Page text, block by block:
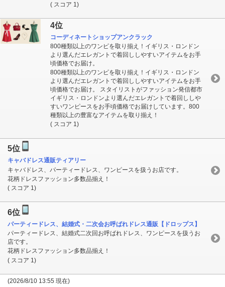
( スコア 1)
4位
コーディネートショップアンクラック
800種類以上のワンピを取り揃え！イギリス・ロンドン
より選んだエレガントで着回ししやすいアイテムをお手
頃価格でお届け。
800種類以上のワンピを取り揃え！イギリス・ロンドン
より選んだエレガントで着回ししやすいアイテムをお手
頃価格でお届け。 スタイリストがファッション発信都市
イギリス・ロンドンより選んだエレガントで着回ししや
すいワンピースをお手頃価格でお届けしています。800
種類以上の豊富なアイテムを取り揃え！
( スコア 1)
5位
キャバドレス通販ティアリー
キャバドレス、パーティードレス、ワンピースを扱うお店です。
花柄ドレスファッション多数品揃え！
( スコア 1)
6位
パーティードレス、結婚式・二次会お呼ばれドレス通販【ドロップス】
パーティードレス、結婚式二次回お呼ばれドレス、ワンピースを扱うお
店です。
花柄ドレスファッション多数品揃え！
( スコア 1)
(2026/8/10 13:55 現在)